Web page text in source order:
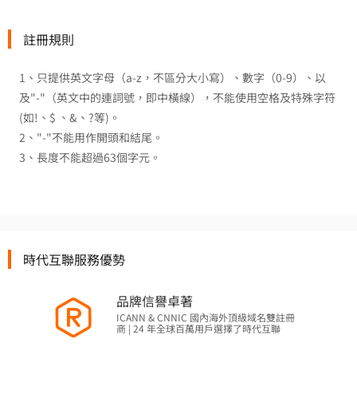
註冊規則
1、只提供英文字母（a-z，不區分大小寫）、數字（0-9）、以
及"-"（英文中的連詞號，即中橫線），不能使用空格及特殊字符
(如!、$ 、&、?等)。
2、"-"不能用作開頭和結尾。
3、長度不能超過63個字元。
時代互聯服務優勢
品牌信譽卓著
ICANN & CNNIC 國內海外頂級域名雙註冊
商 | 24 年全球百萬用戶選擇了時代互聯